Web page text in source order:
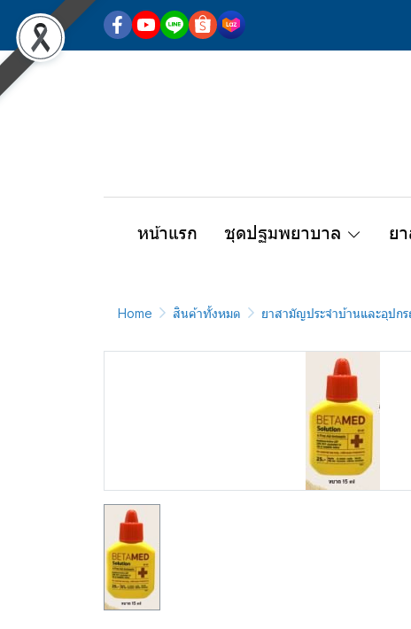
หน้าแรก ชุดปฐมพยาบาล ย
Home สินค้าทั้งหมด ยาสามัญประจำบ้านและอุปก